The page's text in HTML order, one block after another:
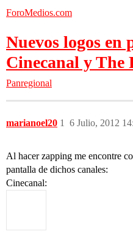
ForoMedios.com
Nuevos logos en
Cinecanal y The
Panregional
marianoel20 6 Julio, 2012
1
Al hacer zapping me encontre
pantalla de dichos canales:
Cinecanal: